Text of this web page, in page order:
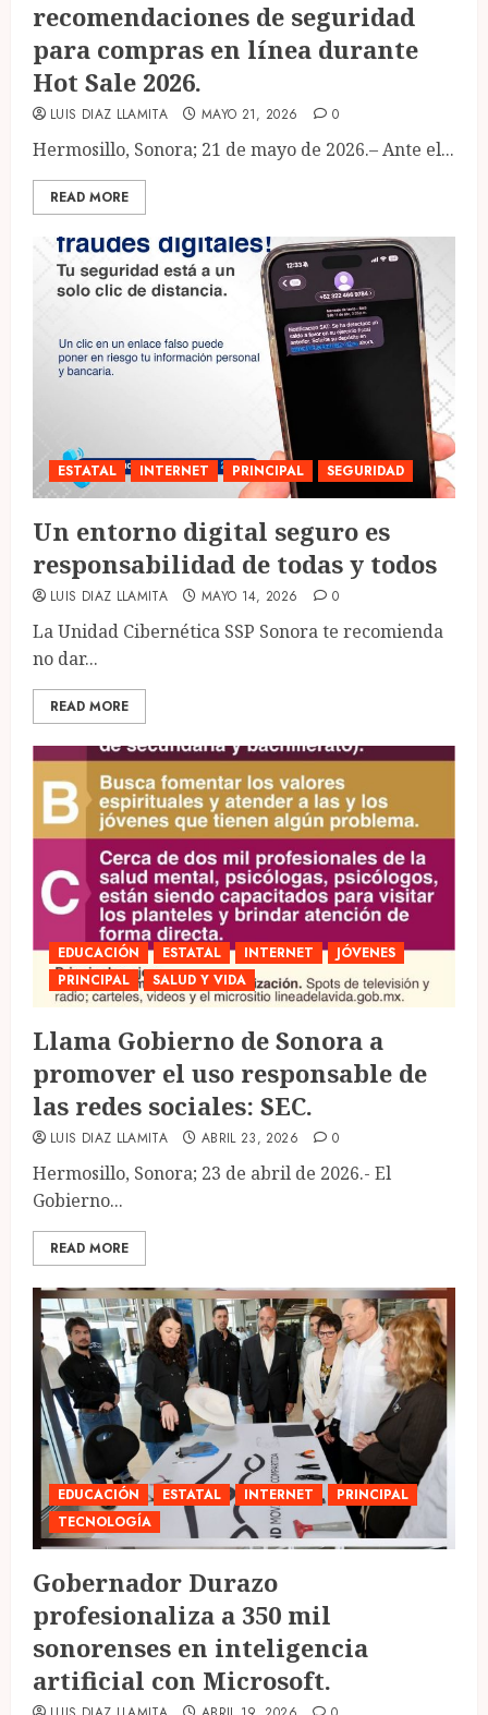
recomendaciones de seguridad
para compras en línea durante
Hot Sale 2026.
LUIS DIAZ LLAMITA MAYO 21, 2026 0
Hermosillo, Sonora; 21 de mayo de 2026.– Ante el...
READ MORE
ESTATAL INTERNET PRINCIPAL SEGURIDAD
Un entorno digital seguro es
responsabilidad de todas y todos
LUIS DIAZ LLAMITA MAYO 14, 2026 0
La Unidad Cibernética SSP Sonora te recomienda
no dar...
READ MORE
EDUCACIÓN ESTATAL INTERNET
JÓVENES
PRINCIPAL
SALUD Y VIDA
Llama Gobierno de Sonora a
promover el uso responsable de
las redes sociales: SEC.
LUIS DIAZ LLAMITA ABRIL 23, 2026 0
Hermosillo, Sonora; 23 de abril de 2026.- El
Gobierno...
READ MORE
EDUCACIÓN ESTATAL INTERNET
PRINCIPAL
TECNOLOGÍA
Gobernador Durazo
profesionaliza a 350 mil
sonorenses en inteligencia
artificial con Microsoft.